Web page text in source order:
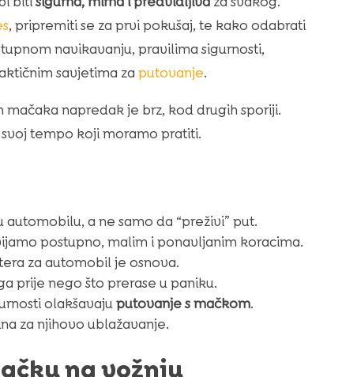
, pripremiti se za prvi pokušaj, te kako odabrati
navikavanju, pravilima sigurnosti,
savjetima za putovanje.
napredak je brz, kod drugih sporiji.
tempo koji moramo pratiti.
a ne samo da “preživi” put.
postupno, malim i ponavljanim koracima.
za automobil je osnova.
prije nego što prerase u paniku.
olakšavajuputovanje s mačkom.
za njihovo ublažavanje.
na vožnju